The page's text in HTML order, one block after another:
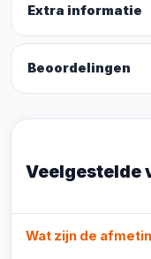
Extra informatie
Beoordelingen
Veelgestelde
Wat zijn de